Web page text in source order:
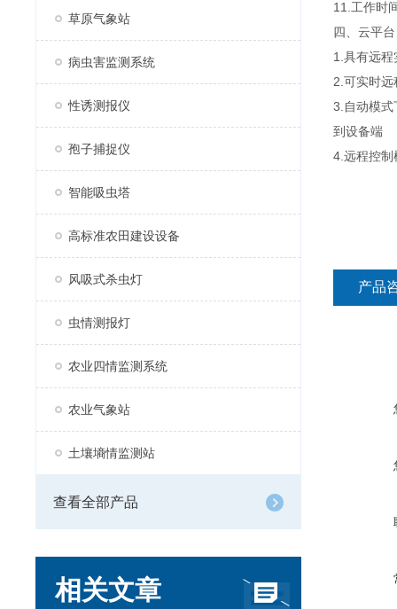
草原气象站
病虫害监测系统
性诱测报仪
孢子捕捉仪
智能吸虫塔
高标准农田建设设备
风吸式杀虫灯
虫情测报灯
农业四情监测系统
农业气象站
土壤墒情监测站
查看全部产品
相关文章
11.工作时
四、云平台
1.具有远
2.可实时
3.自动模式
到设备端
4.远程控制
产品